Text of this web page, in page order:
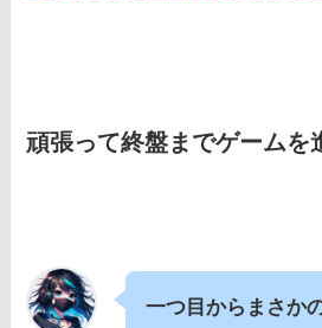
頑張って終盤までゲームを
一つ目からまさか